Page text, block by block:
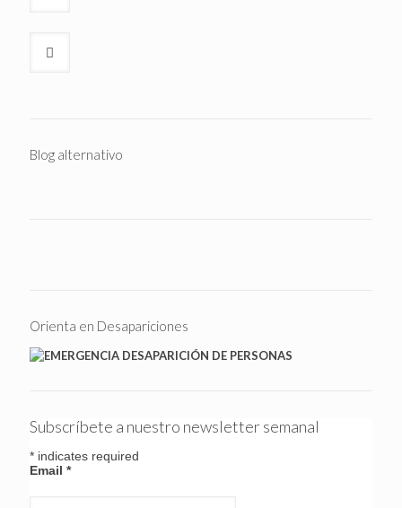
Blog alternativo
Orienta en Desapariciones
Subscríbete a nuestro newsletter semanal
* indicates required
Email *